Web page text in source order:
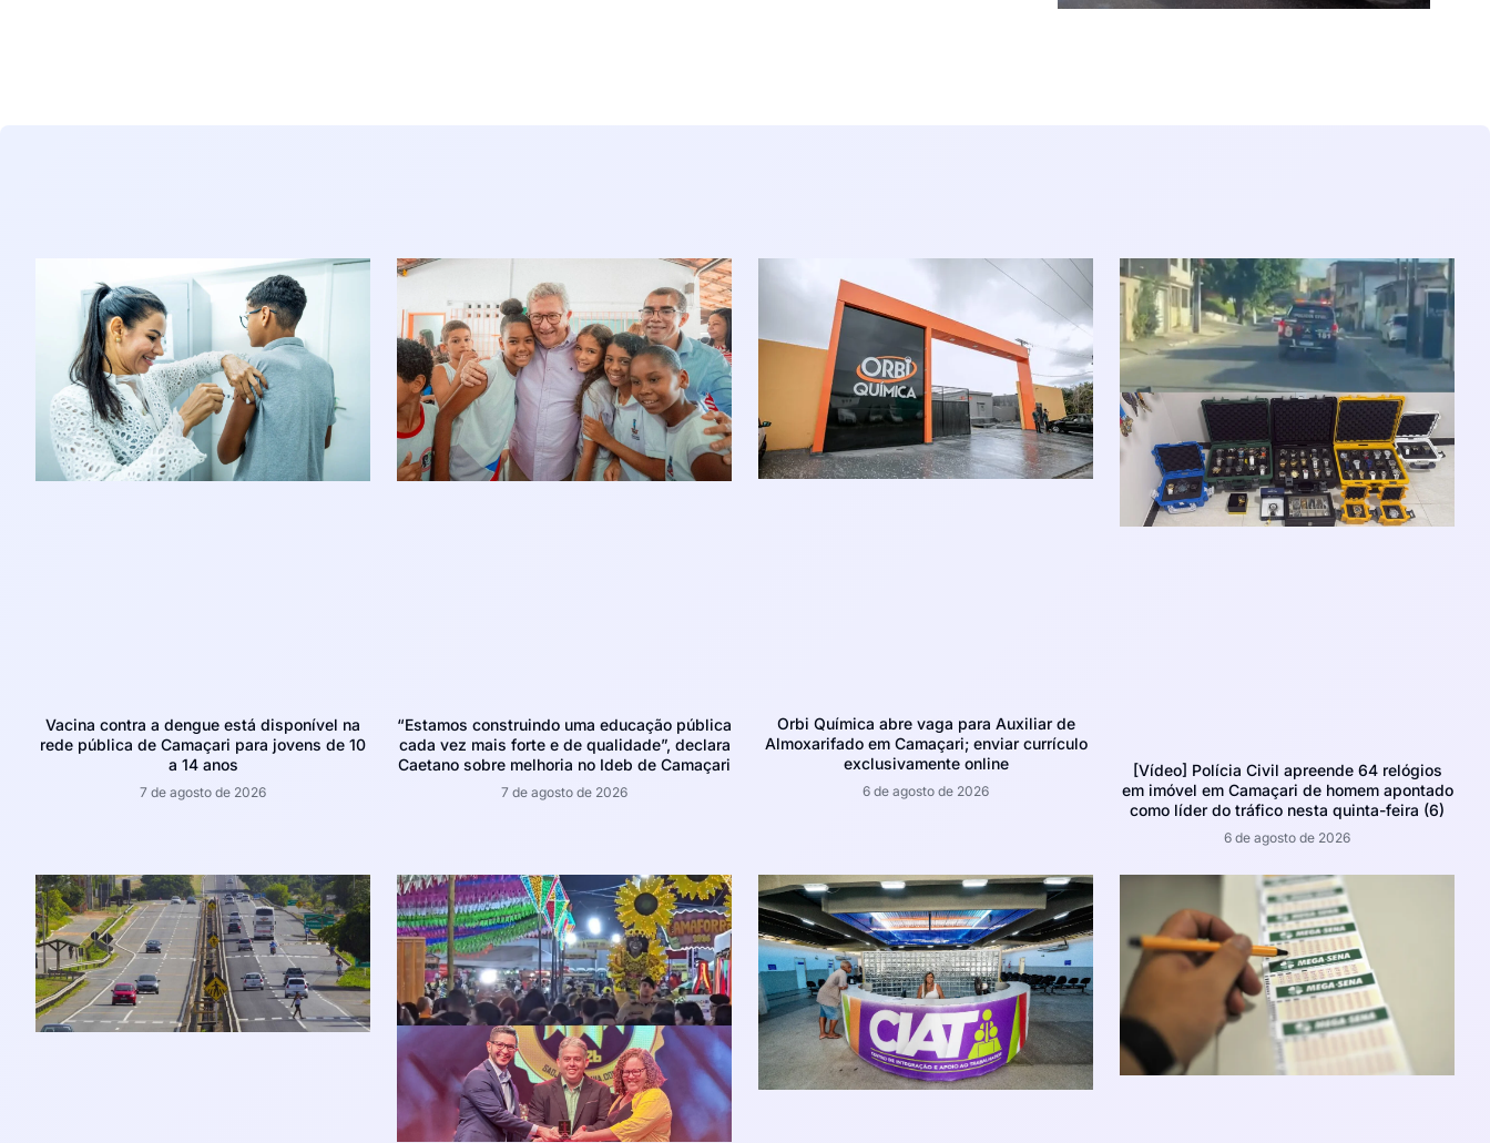
Vacina contra a dengue está disponível na
rede pública de Camaçari para jovens de 10
a 14 anos
7 de agosto de 2026
“Estamos construindo uma educação pública
cada vez mais forte e de qualidade”, declara
Caetano sobre melhoria no Ideb de Camaçari
7 de agosto de 2026
Orbi Química abre vaga para Auxiliar de
Almoxarifado em Camaçari; enviar currículo
exclusivamente online
6 de agosto de 2026
[Vídeo] Polícia Civil apreende 64 relógios
em imóvel em Camaçari de homem apontado
como líder do tráfico nesta quinta-feira (6)
6 de agosto de 2026